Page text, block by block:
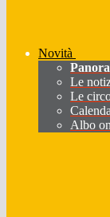
Novità
Le
Le
Albo